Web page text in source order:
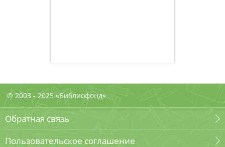
© 2003 - 2025 «Библиофонд»
Обратная связь
Пользовательское соглашение